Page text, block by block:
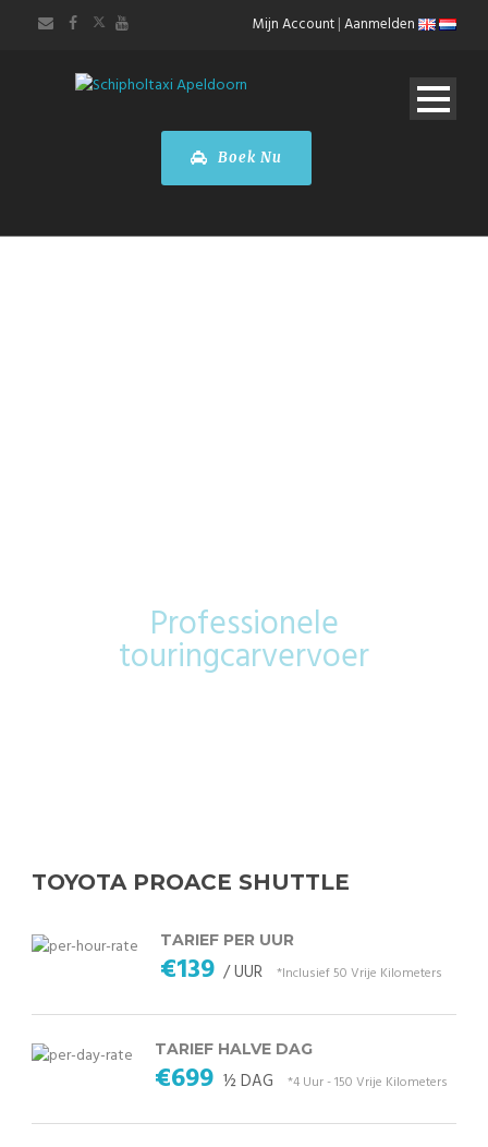
Mijn Account|Aanmelden
Boek Nu
Professionele
touringcarvervoer
TOYOTA PROACE SHUTTLE
TARIEF PER UUR
€139 / UUR *Inclusief 50 Vrije Kilometers
TARIEF HALVE DAG
€699 ½ DAG *4 Uur - 150 Vrije Kilometers